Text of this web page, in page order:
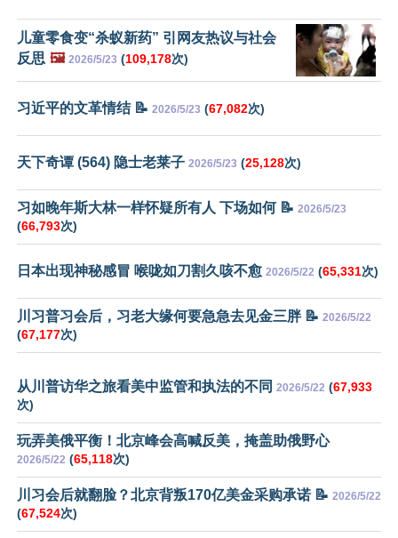
儿童零食变“杀蚁新药” 引网友热议与社会
反思 🖼️ 2026/5/23 (109,178次)
习近平的文革情结 📝 2026/5/23 (67,082次)
天下奇谭 (564) 隐士老莱子 2026/5/23 (25,128次)
习如晚年斯大林一样怀疑所有人 下场如何 📝 2026/5/23
(66,793次)
日本出现神秘感冒 喉咙如刀割久咳不愈 2026/5/22 (65,331次)
川习普习会后，习老大缘何要急急去见金三胖 📝 2026/5/22
(67,177次)
从川普访华之旅看美中监管和执法的不同 2026/5/22 (67,933
次)
玩弄美俄平衡！北京峰会高喊反美，掩盖助俄野心
2026/5/22 (65,118次)
川习会后就翻脸？北京背叛170亿美金采购承诺 📝 2026/5/22
(67,524次)